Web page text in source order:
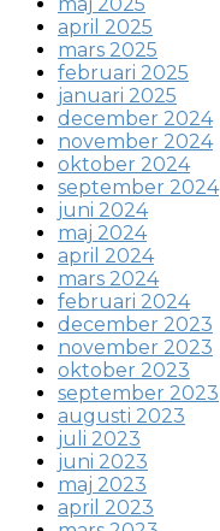
april 2025
mars 2025
februari 2025
januari 2025
december 2024
november 2024
oktober 2024
september 2024
juni 2024
maj 2024
april 2024
mars 2024
februari 2024
december 2023
november 2023
oktober 2023
september 2023
augusti 2023
juli 2023
juni 2023
maj 2023
april 2023